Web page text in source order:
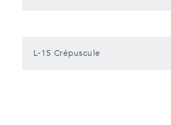
L-15 Crépuscule